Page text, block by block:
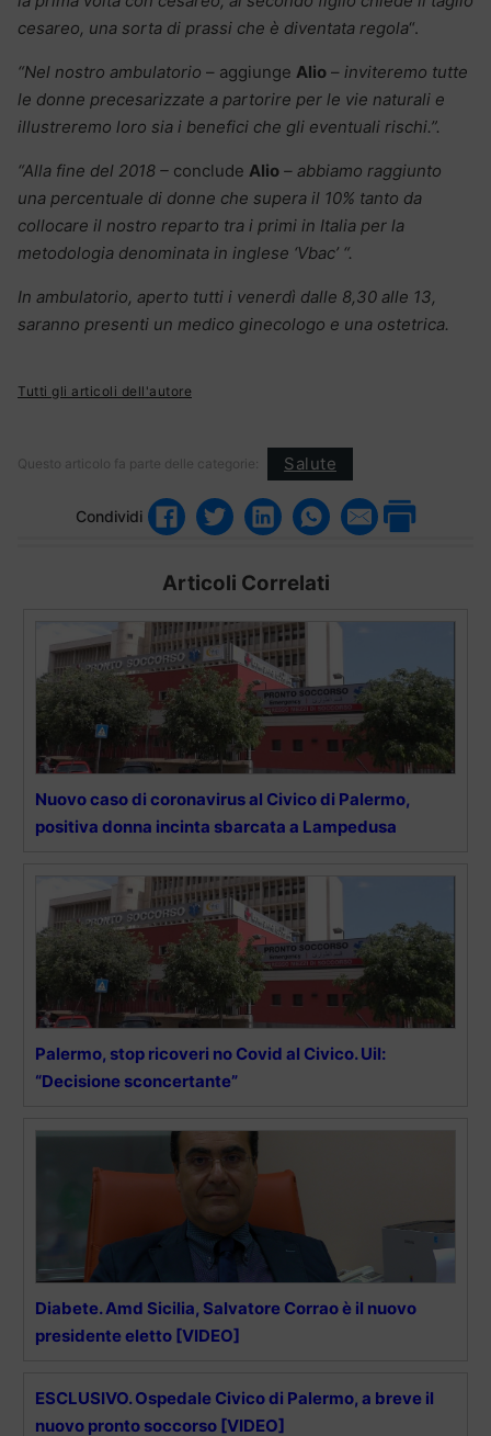
cesareo, una sorta di prassi che è diventata regola“.
“Nel nostro ambulatorio – aggiunge Alio – inviteremo tutte
le donne precesarizzate a partorire per le vie naturali e
illustreremo loro sia i benefici che gli eventuali rischi.”.
“Alla fine del 2018 – conclude Alio – abbiamo raggiunto
una percentuale di donne che supera il 10% tanto da
collocare il nostro reparto tra i primi in Italia per la
metodologia denominata in inglese ‘Vbac’ “.
In ambulatorio, aperto tutti i venerdì dalle 8,30 alle 13,
saranno presenti un medico ginecologo e una ostetrica.
Tutti gli articoli dell'autore
Questo articolo fa parte delle categorie: Salute
Condividi
Articoli Correlati
Nuovo caso di coronavirus al Civico di Palermo,
positiva donna incinta sbarcata a Lampedusa
Palermo, stop ricoveri no Covid al Civico. Uil:
“Decisione sconcertante”
Diabete. Amd Sicilia, Salvatore Corrao è il nuovo
presidente eletto [VIDEO]
ESCLUSIVO. Ospedale Civico di Palermo, a breve il
nuovo pronto soccorso [VIDEO]